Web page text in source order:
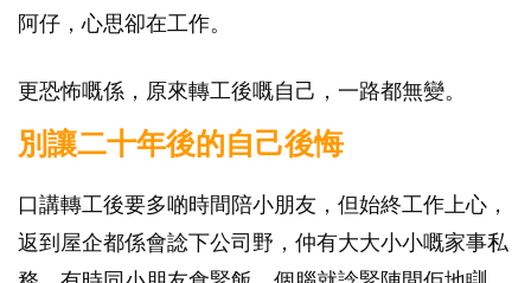
阿仔，心思卻在工作。
更恐怖嘅係，原來轉工後嘅自己，一路都無變。
別讓二十年後的自己後悔
口講轉工後要多啲時間陪小朋友，但始終工作上心，
返到屋企都係會諗下公司野，仲有大大小小嘅家事私